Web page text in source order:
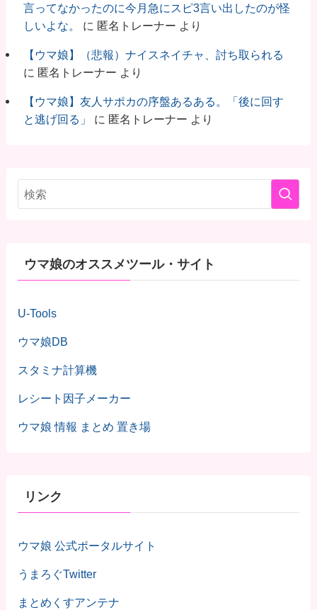
言ってなかったのに今月急にスピ3言い出したのが怪
しいよな。
に 匿名トレーナー より
【ウマ娘】（悲報）ナイスネイチャ、討ち取られる
に 匿名トレーナー より
【ウマ娘】友人サポカの序盤あるある。「後に回す
と逃げ回る」
に 匿名トレーナー より
ウマ娘のオススメツール・サイト
U-Tools
ウマ娘DB
スタミナ計算機
レシート因子メーカー
ウマ娘 情報 まとめ 置き場
リンク
ウマ娘 公式ポータルサイト
うまろぐTwitter
まとめくすアンテナ